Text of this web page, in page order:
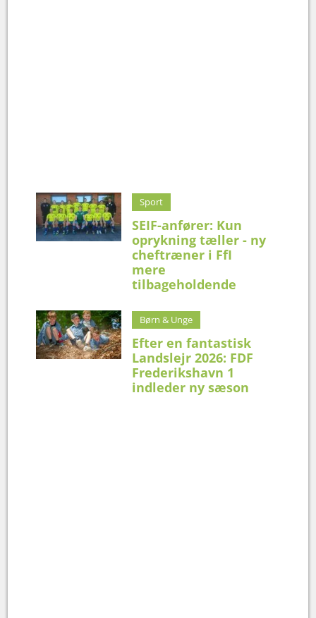
Sport
SEIF-anfører: Kun
oprykning tæller - ny
cheftræner i FfI
mere
tilbageholdende
Børn & Unge
Efter en fantastisk
Landslejr 2026: FDF
Frederikshavn 1
indleder ny sæson